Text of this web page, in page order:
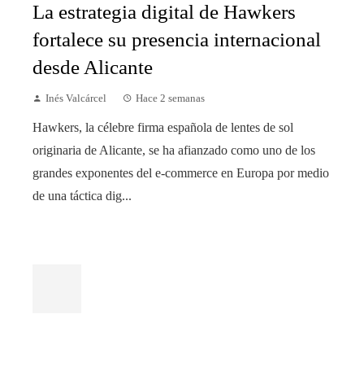
La estrategia digital de Hawkers
fortalece su presencia internacional
desde Alicante
Inés Valcárcel Hace 2 semanas
Hawkers, la célebre firma española de lentes de sol
originaria de Alicante, se ha afianzado como uno de los
grandes exponentes del e-commerce en Europa por medio
de una táctica dig...